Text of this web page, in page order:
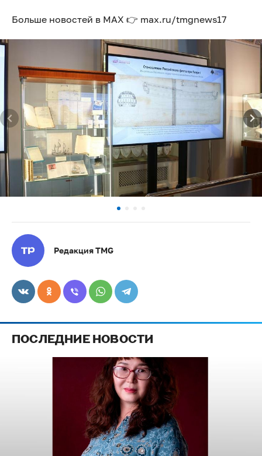
Больше новостей в МАХ 👉 max.ru/tmgnews17
Редакция TMG
ПОСЛЕДНИЕ НОВОСТИ